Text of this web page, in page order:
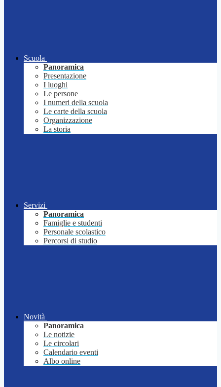
Scuola
Panoramica
Presentazione
I luoghi
Le persone
I numeri della scuola
Le carte della scuola
Organizzazione
La storia
Servizi
Panoramica
Famiglie e studenti
Personale scolastico
Percorsi di studio
Novità
Panoramica
Le notizie
Le circolari
Calendario eventi
Albo online